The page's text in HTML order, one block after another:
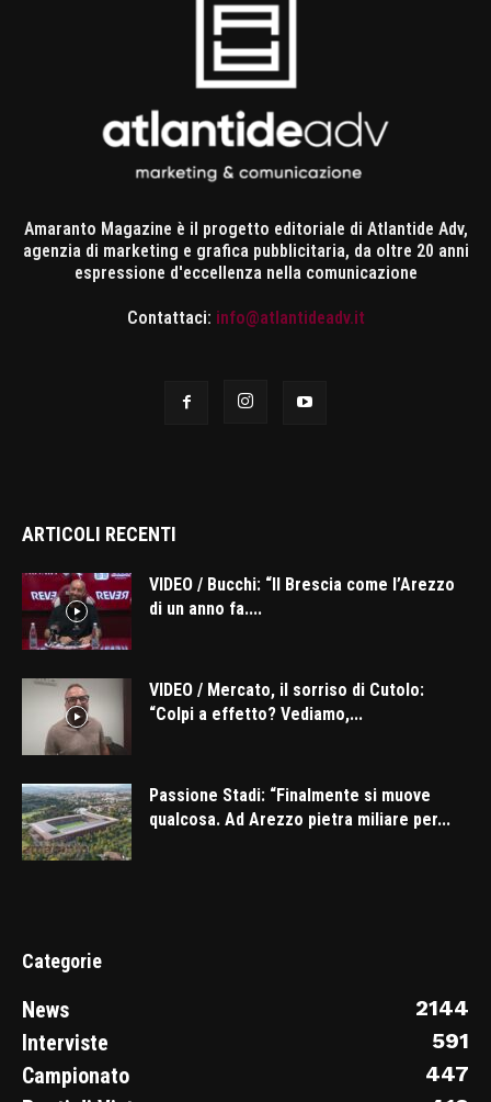
Amaranto Magazine è il progetto editoriale di Atlantide Adv,
agenzia di marketing e grafica pubblicitaria, da oltre 20 anni
espressione d'eccellenza nella comunicazione
Contattaci: info@atlantideadv.it
ARTICOLI RECENTI
VIDEO / Bucchi: “Il Brescia come l’Arezzo
di un anno fa....
VIDEO / Mercato, il sorriso di Cutolo:
“Colpi a effetto? Vediamo,...
Passione Stadi: “Finalmente si muove
qualcosa. Ad Arezzo pietra miliare per...
Categorie
News
2144
Interviste
591
Campionato
447